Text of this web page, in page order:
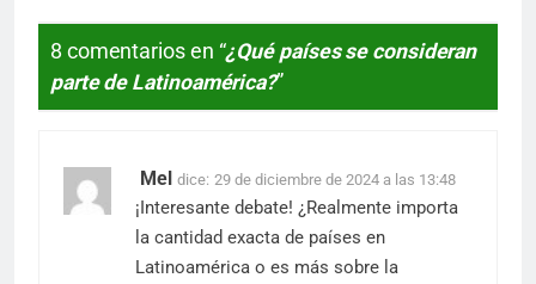
8 comentarios en “¿Qué países se consideran
parte de Latinoamérica?”
Mel dice: 29 de diciembre de 2024 a las 13:48
¡Interesante debate! ¿Realmente importa
la cantidad exacta de países en
Latinoamérica o es más sobre la